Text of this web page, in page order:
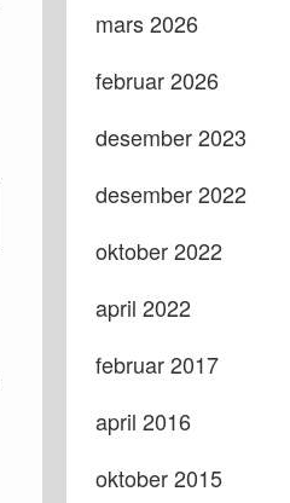
mars 2026
februar 2026
desember 2023
desember 2022
oktober 2022
april 2022
februar 2017
april 2016
oktober 2015